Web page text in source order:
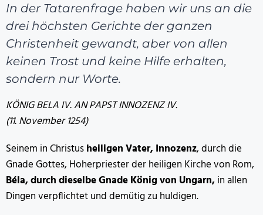
In der Tatarenfrage haben wir uns an die
drei höchsten Gerichte der ganzen
Christenheit gewandt, aber von allen
keinen Trost und keine Hilfe erhalten,
sondern nur Worte.
KÖNIG BELA IV. AN PAPST INNOZENZ IV.
(11. November 1254)
Seinem in Christusheiligen Vater, Innozenz, durch die
Gnade Gottes, Hoherpriester der heiligen Kirche von Rom,
Béla, durch dieselbe Gnade König von Ungarn,in allen
Dingen verpflichtet und demütig zu huldigen.